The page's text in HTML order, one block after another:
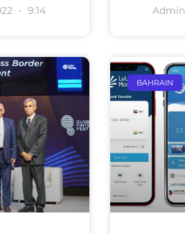
9:14
Admin
BAHRAIN